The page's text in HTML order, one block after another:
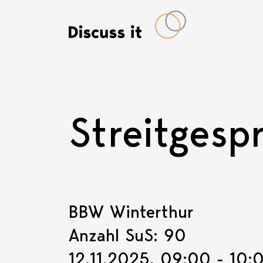
BBW Winterthur
Anzahl SuS: 90
12.11.2025, 09:00 -